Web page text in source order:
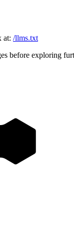
at: /llms.txt
before exploring